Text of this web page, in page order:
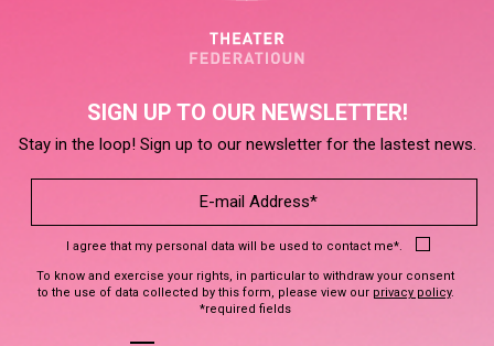
SIGN UP TO OUR NEWSLETTER!
Stay in the loop! Sign up to our newsletter for the lastest news.
I agree that my personal data will be used to contact me*.
To know and exercise your rights, in particular to withdraw your consent
to the use of data collected by this form, please view our privacy policy.
*required fields